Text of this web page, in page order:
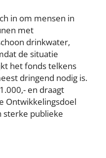
in om mensen in
met
drinkwater,
de situatie
het fonds telkens
dringend nodig is.
en draagt
Ontwikkelingsdoel
sterke publieke